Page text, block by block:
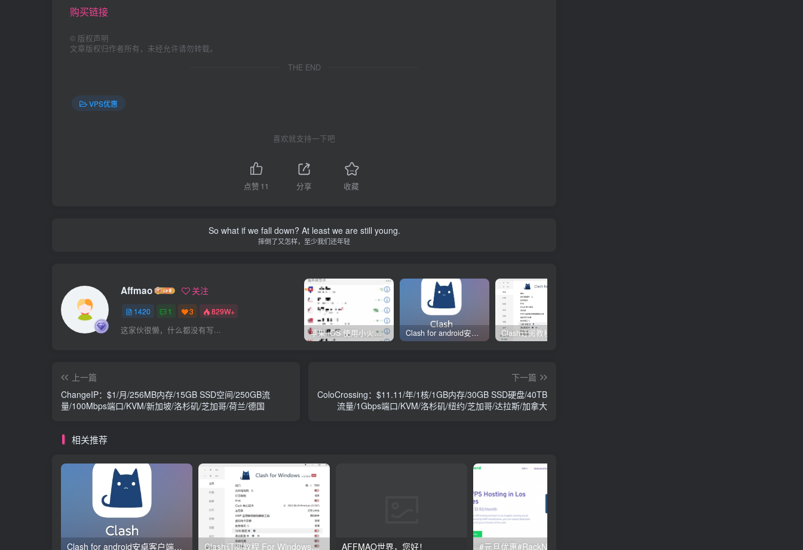
购买链接
© 版权声明
文章版权归作者所有，未经允许请勿转载。
THE END
VPS优惠
喜欢就支持一下吧
点赞 11 分享 收藏
So what if we fall down? At least we are still young.
摔倒了又怎样，至少我们还年轻
Affmao 关注
1420 1 3 829W+
这家伙很懒，什么都没有写... 苹果 iOS 使用小火箭(shadowrocket)新手教程 Clash for android安卓客户端保姆级新手使用教程
上一篇
ChangeIP：$1/月/256MB内存/15GB SSD空间/250GB流
量/100Mbps端口/KVM/新加坡/洛杉矶/芝加哥/荷兰/德国
下一篇
ColoCrossing：$11.11/年/1核/1GB内存/30GB SSD硬盘/40TB
流量/1Gbps端口/KVM/洛杉矶/纽约/芝加哥/达拉斯/加拿大
相关推荐
Clash for android安卓客户端保姆级新手使用教程 Clash订阅教程 For Windows中文使用图文教程 AFFMAO世界，您好！